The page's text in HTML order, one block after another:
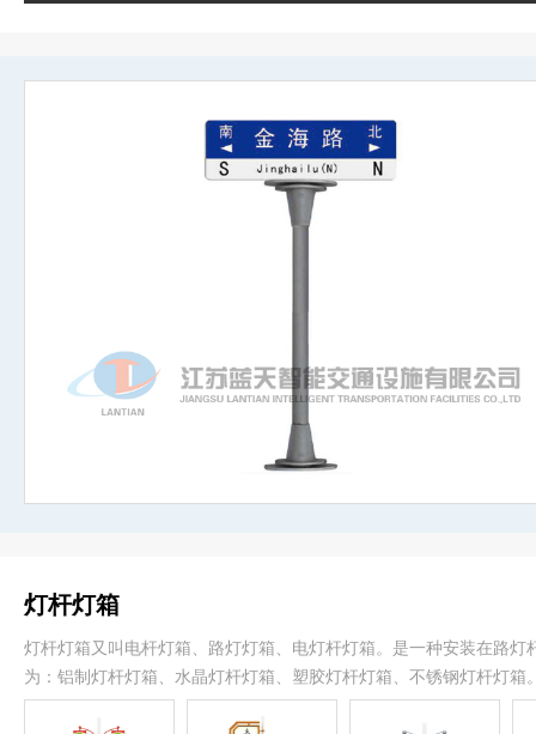
灯杆灯箱
灯杆灯箱又叫电杆灯箱、路灯灯箱、电灯杆灯箱。是一种安装在路灯
为：铝制灯杆灯箱、水晶灯杆灯箱、塑胶灯杆灯箱、不锈钢灯杆灯箱